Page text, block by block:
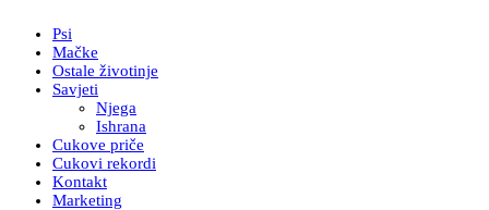
Psi
Mačke
Ostale životinje
Savjeti
Njega
Ishrana
Cukove priče
Cukovi rekordi
Kontakt
Marketing